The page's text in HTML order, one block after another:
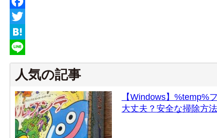
Facebook
Twitter
Hatena
Line
人気の記事
【Windows】%temp%
大丈夫？安全な掃除方